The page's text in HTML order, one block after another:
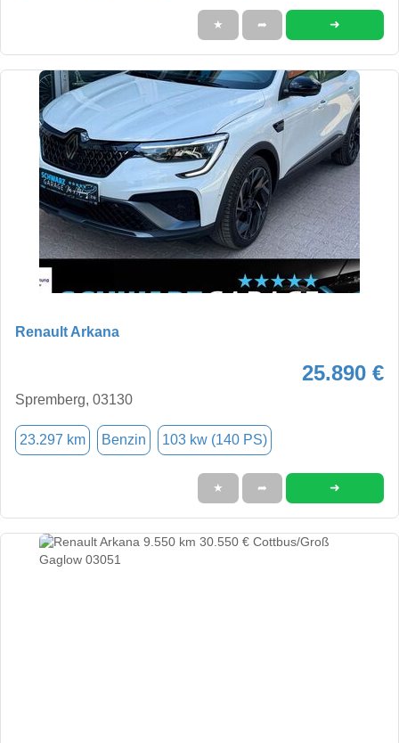
★ ➦ ➜
Renault Arkana
25.890 €
Spremberg, 03130
23.297 km Benzin 103 kw (140 PS)
★ ➦ ➜